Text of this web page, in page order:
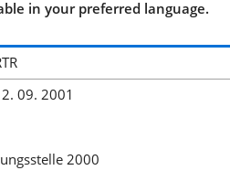
in your preferred language.
09. 2001
2000